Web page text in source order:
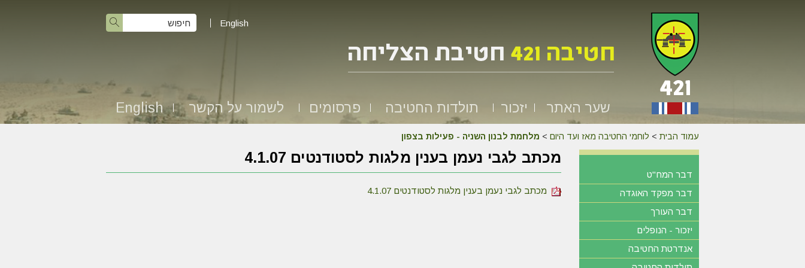
English
שער האתר יזכור תולדות החטיבה פרסומים לשמור על הקשר English
עמוד הבית > לוחמי החטיבה מאז ועד היום > מלחמת לבנון השניה - פעילות בצפון
מכתב לגבי נעמן בענין מלגות לסטודנטים 4.1.07
מכתב לגבי נעמן בענין מלגות לסטודנטים 4.1.07
דבר המח"ט
דבר מפקד האוגדה
דבר העורך
יזכור - הנופלים
אנדרטת החטיבה